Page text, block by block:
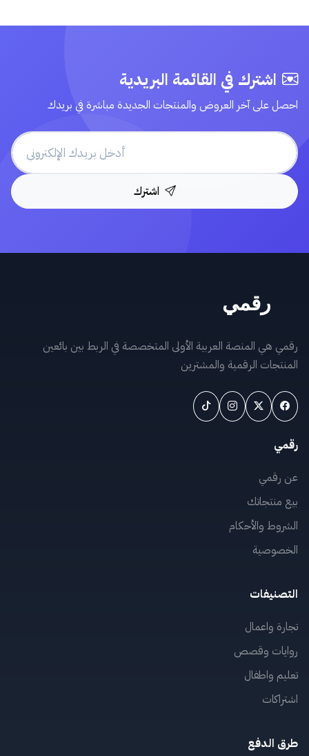
اشترك في القائمة البريدية
احصل على آخر العروض والمنتجات الجديدة مباشرة في بريدك
اشترك
رقمي هي المنصة العربية الأولى المتخصصة في الربط بين بائعين
المنتجات الرقمية والمشترين
رقمي
عن رقمي
بيع منتجاتك
الشروط والأحكام
الخصوصية
التصنيفات
تجارة واعمال
روايات وقصص
تعليم واطفال
اشتراكات
طرق الدفع